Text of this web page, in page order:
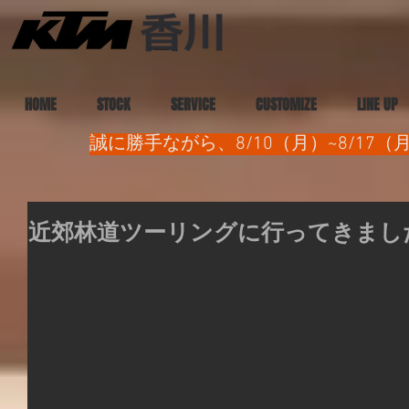
HOME STOCK SERVICE CUSTOMIZE LINE UP
誠に勝手ながら、8/10（月）~8/17（
近郊林道ツーリングに行ってきまし